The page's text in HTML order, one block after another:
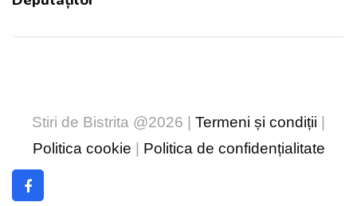
Stiri de Bistrita @2026 | Termeni și condiții
Politica cookie
Politica de confidențialitate